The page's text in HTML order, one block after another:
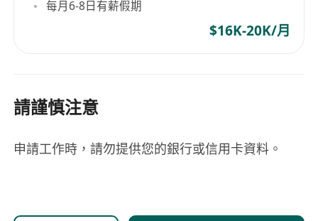
每月6-8日有薪假期
$16K-20K/月
請謹慎注意
申請工作時，請勿提供您的銀行或信用卡資料。